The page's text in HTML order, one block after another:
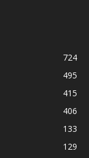
724
495
415
406
133
129